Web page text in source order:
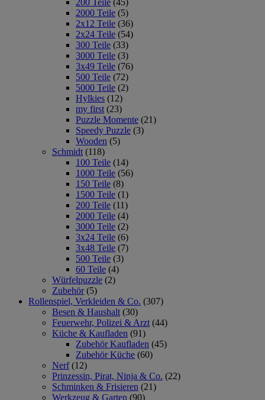
200 Teile (45)
2000 Teile (5)
2x12 Teile (36)
2x24 Teile (54)
300 Teile (33)
3000 Teile (3)
3x49 Teile (76)
500 Teile (72)
5000 Teile (2)
Hylkies (12)
my first (23)
Puzzle Momente (21)
Speedy Puzzle (3)
Wooden (5)
Schmidt (118)
100 Teile (14)
1000 Teile (56)
150 Teile (8)
1500 Teile (1)
200 Teile (11)
2000 Teile (4)
3000 Teile (2)
3x24 Teile (6)
3x48 Teile (7)
500 Teile (3)
60 Teile (4)
Würfelpuzzle (2)
Zubehör (5)
Rollenspiel, Verkleiden & Co. (307)
Besen & Haushalt (30)
Feuerwehr, Polizei & Arzt (44)
Küche & Kaufladen (91)
Zubehör Kaufladen (45)
Zubehör Küche (60)
Nerf (12)
Prinzessin, Pirat, Ninja & Co. (22)
Schminken & Frisieren (21)
Werkzeug & Garten (90)